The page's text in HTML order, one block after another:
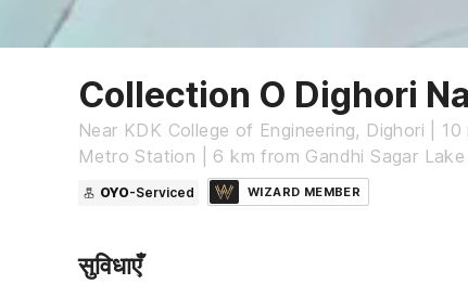
Collection O Dighori
Near KDK College of Engineering, Dighori |
Metro Station | 6 km from Gandhi Sagar Lake
OYO-Serviced WIZARD MEMBER
सुविधाएँ